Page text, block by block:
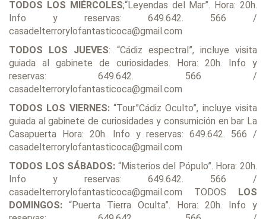
TODOS LOS MIÉRCOLES;“Leyendas del Mar”. Hora: 20h.
Info y reservas: 649.642. 566 /
casadelterrorylofantasticoca@gmail.com
TODOS LOS JUEVES: “Cádiz espectral”, incluye visita
guiada al gabinete de curiosidades. Hora: 20h. Info y
reservas: 649.642. 566 /
casadelterrorylofantasticoca@gmail.com
TODOS LOS VIERNES:“Tour”Cádiz Oculto”, incluye visita
guiada al gabinete de curiosidades y consumición en bar La
Casapuerta Hora: 20h. Info y reservas: 649.642. 566 /
casadelterrorylofantasticoca@gmail.com
TODOS LOS SÁBADOS: “Misterios del Pópulo”. Hora: 20h.
Info y reservas: 649.642. 566 /
casadelterrorylofantasticoca@gmail.com TODOS LOS
DOMINGOS: “Puerta Tierra Oculta”. Hora: 20h. Info y